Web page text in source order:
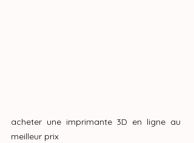
acheter une imprimante 3D en ligne au
meilleur prix